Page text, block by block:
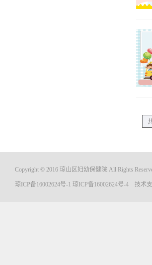
Copyright © 2016 琼山区妇幼保健院 All Rights
琼ICP备16002624号-1 琼ICP备16002624号-4 技术支